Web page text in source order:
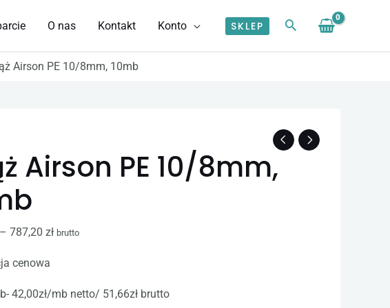
O nas Kontakt Konto SKLEP
Airson PE 10/8mm, 10mb
Airson PE 10/8mm,
– 787,20 zł
od
51,66 zł
brutto
cenowa
42,00zł/mb netto/ 51,66zł brutto